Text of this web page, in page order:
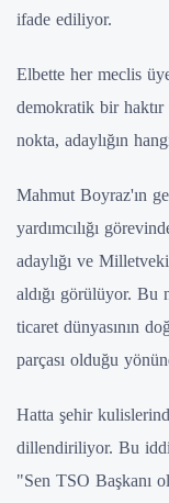
ifade ediliyor.
Elbette her meclis
demokratik bir haktır
nokta, adaylığın
Mahmut Boyraz'ın
yardımcılığı
adaylığı ve
aldığı görülüyor. Bu
ticaret dünyasının
parçası olduğu
Hatta şehir
dillendiriliyor. Bu
"Sen TSO Başkanı